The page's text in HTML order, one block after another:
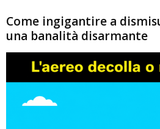
Come ingigantire a
una banalità disarmante